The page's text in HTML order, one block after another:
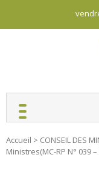
content
Accueil > CONSEIL DES
Ministres(MC-RP N° 039